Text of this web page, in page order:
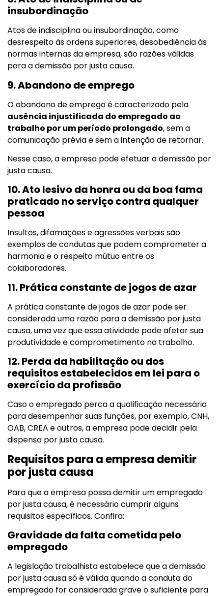
insubordinação
Atos de indisciplina ou insubordinação, como
desrespeito às ordens superiores, desobediência às
normas internas da empresa, são razões válidas
para a demissão por justa causa.
9. Abandono de emprego
O abandono de emprego é caracterizado pela
ausência injustificada do empregado ao
trabalho por um período prolongado, sem a
comunicação prévia e sem a intenção de retornar.
Nesse caso, a empresa pode efetuar a demissão por
justa causa.
10. Ato lesivo da honra ou da boa fama
praticado no serviço contra qualquer
pessoa
Insultos, difamações e agressões verbais são
exemplos de condutas que podem comprometer a
harmonia e o respeito mútuo entre os
colaboradores.
11. Prática constante de jogos de azar
A prática constante de jogos de azar pode ser
considerada uma razão para a demissão por justa
causa, uma vez que essa atividade pode afetar sua
produtividade e comprometimento no trabalho.
12. Perda da habilitação ou dos
requisitos estabelecidos em lei para o
exercício da profissão
Caso o empregado perca a qualificação necessária
para desempenhar suas funções, por exemplo, CNH,
OAB, CREA e outros, a empresa pode decidir pela
dispensa por justa causa.
Requisitos para a empresa demitir
por justa causa
Para que a empresa possa demitir um empregado
por justa causa, é necessário cumprir alguns
requisitos específicos. Confira:
Gravidade da falta cometida pelo
empregado
A legislação trabalhista estabelece que a demissão
por justa causa só é válida quando a conduta do
empregado for considerada grave o suficiente para